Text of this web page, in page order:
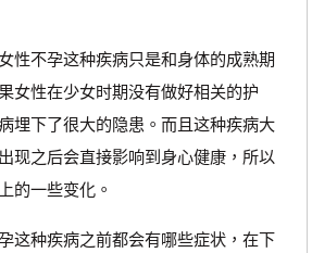
不孕这种疾病只是和身体的成熟期
女性在少女时期没有做好相关的护
埋下了很大的隐患。而且这种疾病大
现之后会直接影响到身心健康，所以
的一些变化。
种疾病之前都会有哪些症状，在下